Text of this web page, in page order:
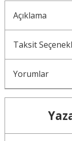
Açıklama
Taksit
Yorumlar